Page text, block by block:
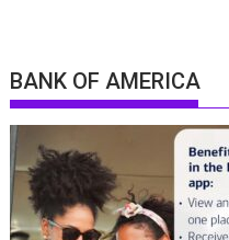
BANK OF AMERICA